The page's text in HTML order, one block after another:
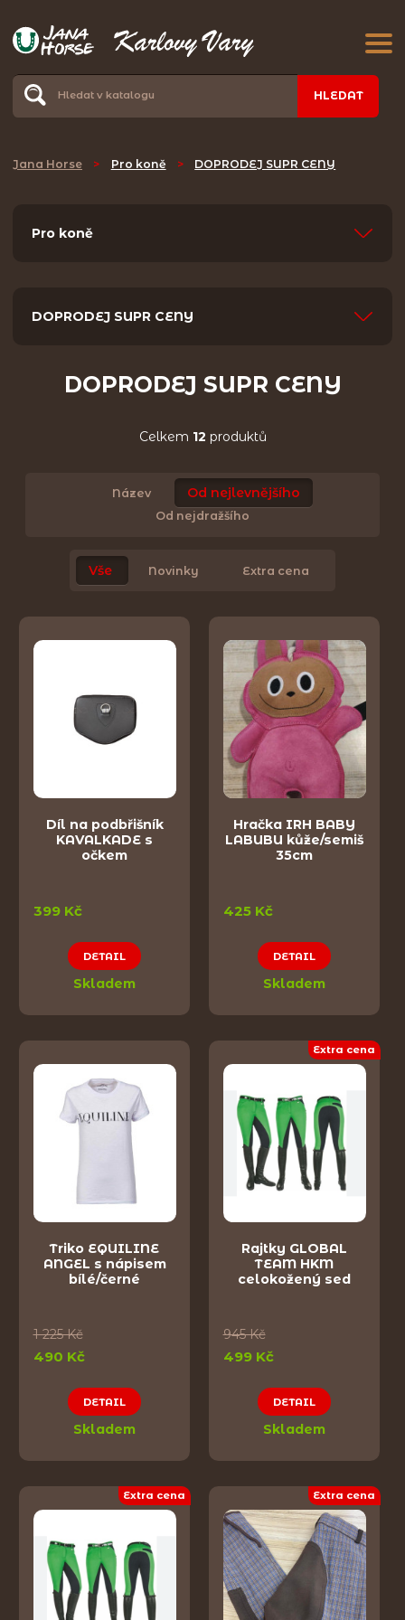
HLEDAT
Jana Horse > Pro koně > DOPRODEJ SUPR CENY
Pro koně
DOPRODEJ SUPR CENY
DOPRODEJ SUPR CENY
Celkem 12 produktů
Název Od nejlevnějšího
Od nejdražšího
Vše Novinky Extra cena
Díl na podbřišník
KAVALKADE s
očkem
399 Kč
DETAIL
Skladem
Hračka IRH BABY
LABUBU kůže/semiš
35cm
425 Kč
DETAIL
Skladem
Triko EQUILINE
ANGEL s nápisem
bílé/černé
1 225 Kč
490 Kč
DETAIL
Skladem
Extra cena
Rajtky GLOBAL
TEAM HKM
celokožený sed
945 Kč
499 Kč
DETAIL
Skladem
Extra cena Extra cena